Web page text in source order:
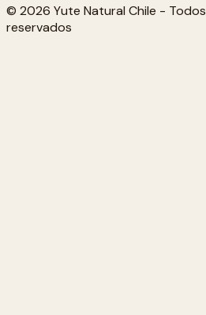
© 2026 Yute Natural Chile -
reservados